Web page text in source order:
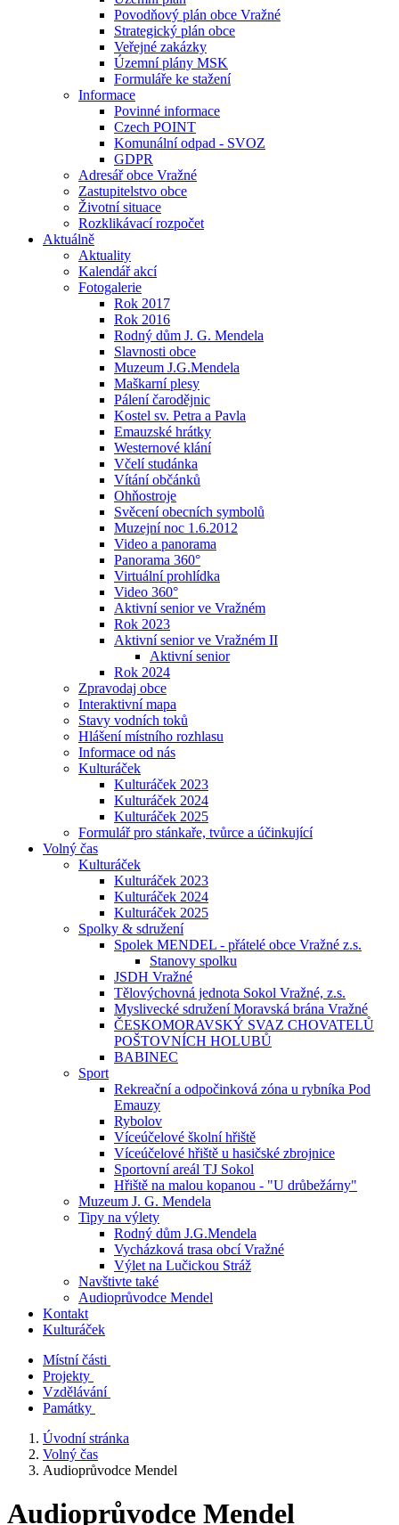
Povodňový plán obce Vražné
Strategický plán obce
Veřejné zakázky
Územní plány MSK
Formuláře ke stažení
Informace
Povinné informace
Czech POINT
Komunální odpad - SVOZ
GDPR
Adresář obce Vražné
Zastupitelstvo obce
Životní situace
Rozklikávací rozpočet
Aktuálně
Aktuality
Kalendář akcí
Fotogalerie
Rok 2017
Rok 2016
Rodný dům J. G. Mendela
Slavnosti obce
Muzeum J.G.Mendela
Maškarní plesy
Pálení čarodějnic
Kostel sv. Petra a Pavla
Emauzské hrátky
Westernové klání
Včelí studánka
Vítání občánků
Ohňostroje
Svěcení obecních symbolů
Muzejní noc 1.6.2012
Video a panorama
Panorama 360°
Virtuální prohlídka
Video 360°
Aktivní senior ve Vražném
Rok 2023
Aktivní senior ve Vražném II
Aktivní senior
Rok 2024
Zpravodaj obce
Interaktivní mapa
Stavy vodních toků
Hlášení místního rozhlasu
Informace od nás
Kulturáček
Kulturáček 2023
Kulturáček 2024
Kulturáček 2025
Formulář pro stánkaře, tvůrce a účinkující
Volný čas
Kulturáček
Kulturáček 2023
Kulturáček 2024
Kulturáček 2025
Spolky & sdružení
Spolek MENDEL - přátelé obce Vražné z.s.
Stanovy spolku
JSDH Vražné
Tělovýchovná jednota Sokol Vražné, z.s.
Myslivecké sdružení Moravská brána Vražné
ČESKOMORAVSKÝ SVAZ CHOVATELŮ
POŠTOVNÍCH HOLUBŮ
BABINEC
Sport
Rekreační a odpočinková zóna u rybníka Pod
Emauzy
Rybolov
Víceúčelové školní hřiště
Víceúčelové hřiště u hasičské zbrojnice
Sportovní areál TJ Sokol
Hřiště na malou kopanou - "U drůbežárny"
Muzeum J. G. Mendela
Tipy na výlety
Rodný dům J.G.Mendela
Vycházková trasa obcí Vražné
Výlet na Lučickou Stráž
Navštivte také
Audioprůvodce Mendel
Kontakt
Kulturáček
Místní části
Projekty
Vzdělávání
Památky
Úvodní stránka
Volný čas
Audioprůvodce Mendel
Audioprůvodce Mendel